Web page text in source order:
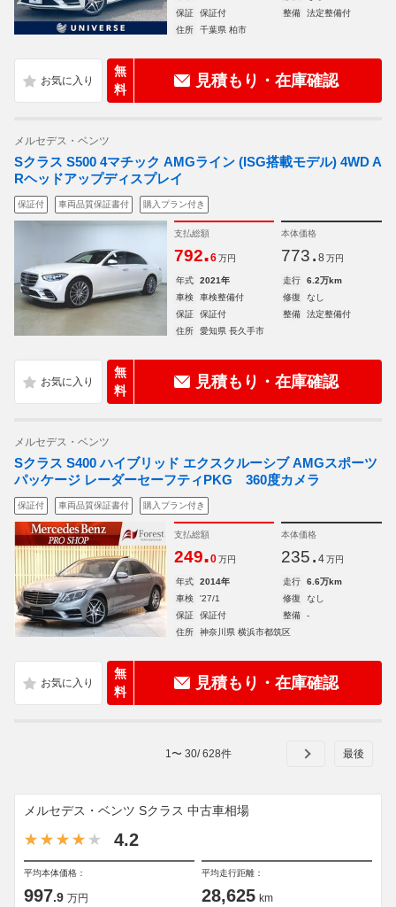
保証
保証付 整備
法定整備付
住所
千葉県 柏市
無
料
見積もり・在庫確認
メルセデス・ベンツ
Sクラス S500 4マチック AMGライン (ISG搭載モデル) 4WD A
Rヘッドアップディスプレイ
保証付 車両品質保証書付 購入プラン付き
支払総額
792.6 万円
本体価格
773. 8 万円
年式 2021年 走行
6.2万km
車検
車検整備付 修復
なし
保証
保証付 整備
法定整備付
住所
愛知県 長久手市
無
料
見積もり・在庫確認
メルセデス・ベンツ
Sクラス S400 ハイブリッド エクスクルーシブ AMGスポーツ
パッケージ レーダーセーフティPKG 360度カメラ
保証付 車両品質保証書付 購入プラン付き
支払総額
249.0 万円
本体価格
235. 4 万円
年式 2014年 走行
6.6万km
車検
'27/1 修復
なし
保証
保証付 整備
-
住所
神奈川県 横浜市都筑区
無
料
見積もり・在庫確認
1 〜 30/628件
メルセデス・ベンツ Sクラス 中古車相場
4.2
平均本体価格：
997.9 万円
平均走行距離：
28,625 km